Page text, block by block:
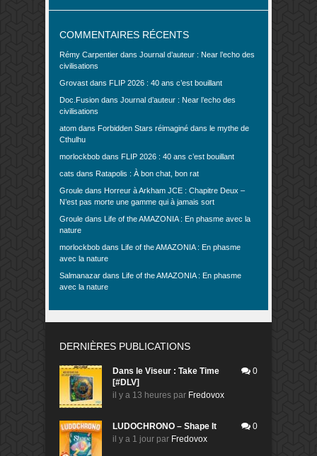
COMMENTAIRES RÉCENTS
Rémy Carpentier dans Journal d’auteur : Near l’echo des
civilisations
Grovast dans FLIP 2026 : 40 ans c’est bouillant
Doc.Fusion dans Journal d’auteur : Near l’echo des
civilisations
atom dans Forbidden Stars réimaginé dans le mythe de
Cthulhu
morlockbob dans FLIP 2026 : 40 ans c’est bouillant
cats dans Ratapolis : À bon chat, bon rat
Groule dans Horreur à Arkham JCE : Chapitre Deux –
N’est pas morte une gamme qui à jamais sort
Groule dans Life of the AMAZONIA : En phasme avec la
nature
morlockbob dans Life of the AMAZONIA : En phasme
avec la nature
Salmanazar dans Life of the AMAZONIA : En phasme
avec la nature
DERNIÈRES PUBLICATIONS
Dans le Viseur : Take Time
[#DLV]
il y a 13 heures par Fredovox
0
LUDOCHRONO – Shape It
il y a 1 jour par Fredovox
0